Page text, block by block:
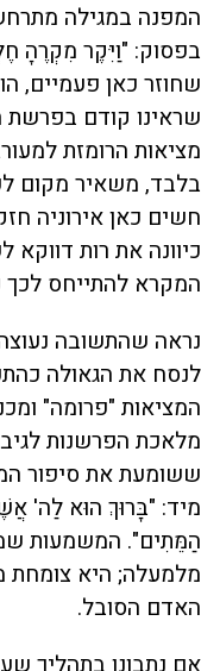
המפנה במגילה
בפסוק: "וַיִּקֶר מִקְרֶהָ
שחוזר כאן פעמיים,
שראינו קודם
מציאות הרומזת
בלבד, משאיר מקום
חשים כאן אירוניה
כיוונה את רות
המקרא להתייחס
נראה שהתשובה
לנסח את הגאולה
המציאות "פרומה"
מלאכת הפרשנות
ששומעת את סיפור
מיד: "בָּרוּךְ הוּא לַה'
הַמֵּתִים". המשמעות
מלמעלה; היא
האדם הסובל.